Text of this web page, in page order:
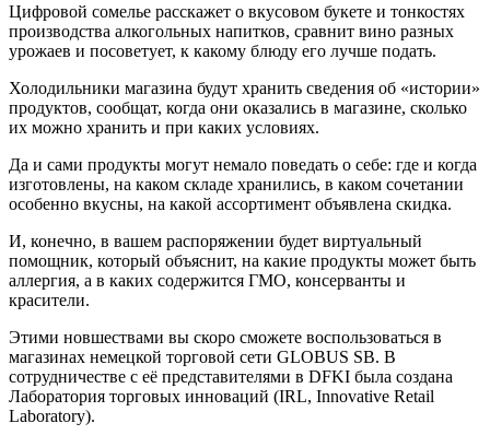
Цифровой сомелье расскажет о вкусовом букете и тонкостях
производства алкогольных напитков, сравнит вино разных
урожаев и посоветует, к какому блюду его лучше подать.
Холодильники магазина будут хранить сведения об «истории»
продуктов, сообщат, когда они оказались в магазине, сколько
их можно хранить и при каких условиях.
Да и сами продукты могут немало поведать о себе: где и когда
изготовлены, на каком складе хранились, в каком сочетании
особенно вкусны, на какой ассортимент объявлена скидка.
И, конечно, в вашем распоряжении будет виртуальный
помощник, который объяснит, на какие продукты может быть
аллергия, а в каких содержится ГМО, консерванты и
красители.
Этими новшествами вы скоро сможете воспользоваться в
магазинах немецкой торговой сети GLOBUS SB. В
сотрудничестве с её представителями в DFKI была создана
Лаборатория торговых инноваций (IRL, Innovative Retail
Laboratory).